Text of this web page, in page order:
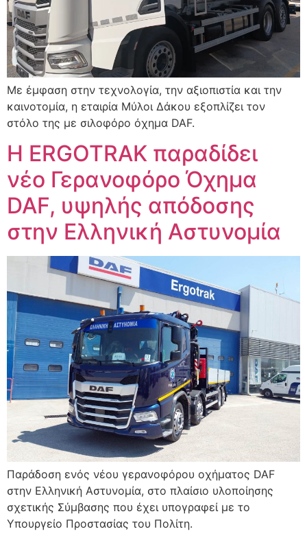
Με έμφαση στην τεχνολογία, την αξιοπιστία και την
καινοτομία, η εταιρία Μύλοι Δάκου εξοπλίζει τον
στόλο της με σιλοφόρο όχημα DAF.
Η ERGOTRAK παραδίδει
νέο Γερανοφόρο Όχημα
DAF, υψηλής απόδοσης
στην Ελληνική Αστυνομία
Παράδοση ενός νέου γερανοφόρου οχήματος DAF
στην Ελληνική Αστυνομία, στο πλαίσιο υλοποίησης
σχετικής Σύμβασης που έχει υπογραφεί με το
Υπουργείο Προστασίας του Πολίτη.